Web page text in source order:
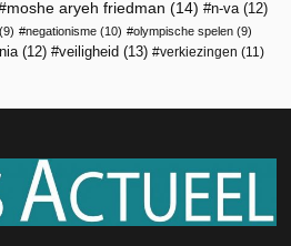
moshe aryeh friedman (14) n-va(12)
(9) negationisme (10) olympische spelen (9)
(12) veiligheid (13) verkiezingen (11)